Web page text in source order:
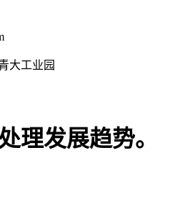
大工业园
理发展趋势。